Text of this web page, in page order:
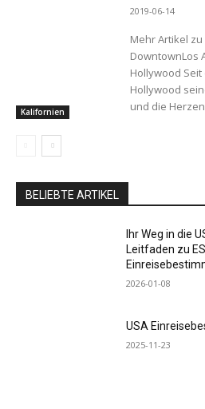
Kalifornien
2019-06-14
Mehr Artikel zu
DowntownLos
Hollywood Seit den frühen 1900's hat
Hollywood
und die
BELIEBTE ARTIKEL
Ihr Weg in die
Leitfaden zu
2026-01-08
USA
2025-11-23